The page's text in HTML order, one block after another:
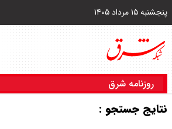
پنجشنبه ۱۵ مرداد ۱۴۰۵
روزنامه شرق
نتایج جستجو :